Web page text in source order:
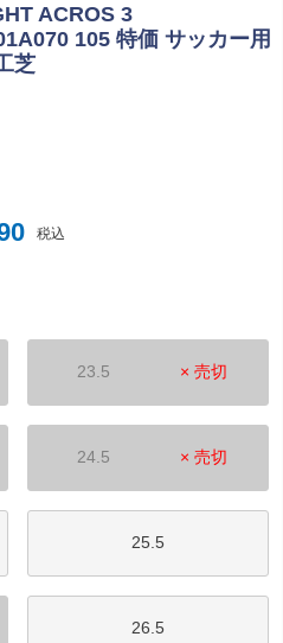
ACROS 3
105 特価 サッカー用
芝
税込
23.5 × 売切
24.5 × 売切
25.5
26.5